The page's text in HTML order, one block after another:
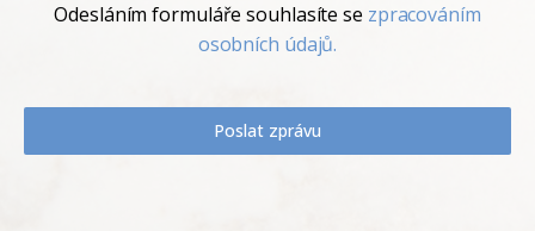
Odesláním formuláře souhlasíte se zpracováním
osobních údajů.
Poslat zprávu